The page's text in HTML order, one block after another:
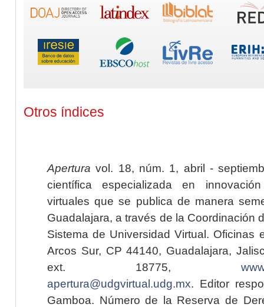
Otros índices
Apertura vol. 18, núm. 1, abril -
científica especializada en
virtuales que se publica de manera
Guadalajara, a través de la Coordinación
Sistema de Universidad Virtual. Oficinas
Arcos Sur, CP 44140, Guadalajara,
ext. 18775,
apertura@udgvirtual.udg.mx. Editor
Gamboa. Número de la Reserva de